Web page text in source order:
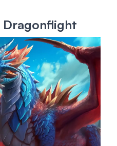
Dragonflight